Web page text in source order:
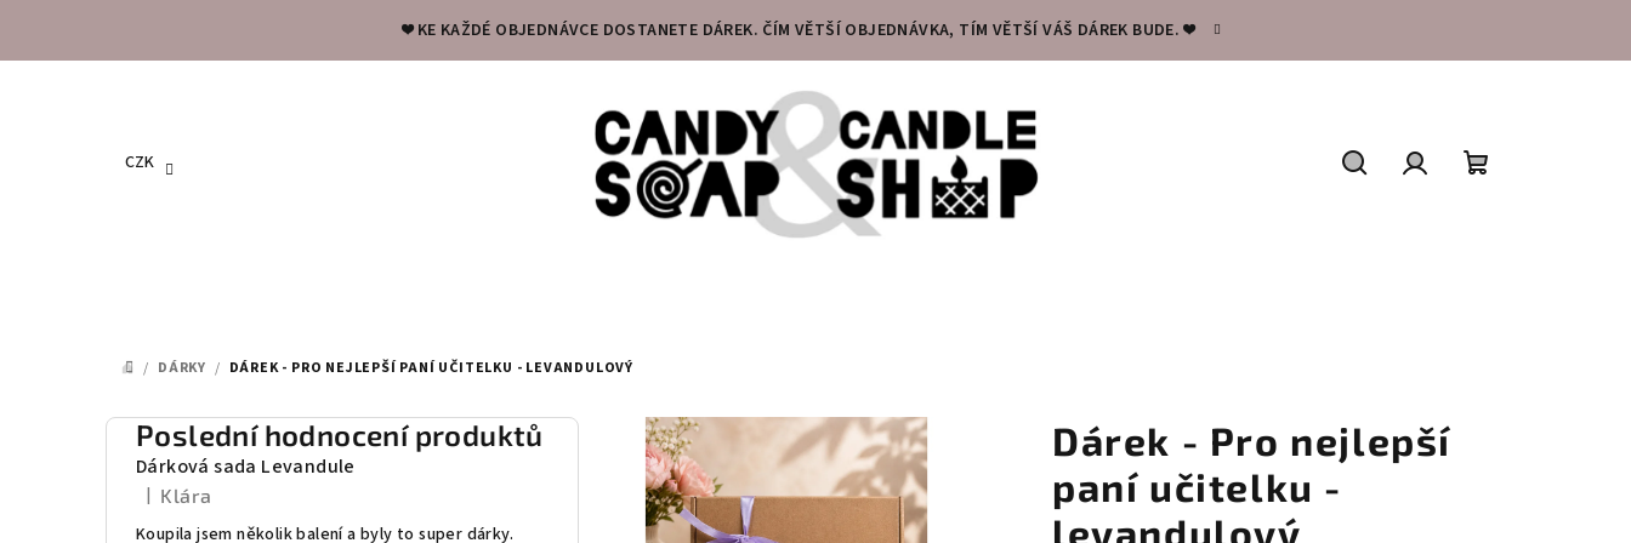
❤️ KE KAŽDÉ OBJEDNÁVCE DOSTANETE DÁREK. ČÍM VĚTŠÍ OBJEDNÁVKA, TÍM VĚTŠÍ VÁŠ DÁREK BUDE. ❤️
CZK
DOMŮ
/ DÁRKY / DÁREK - PRO NEJLEPŠÍ PANÍ UČITELKU - LEVANDULOVÝ
Poslední hodnocení produktů
Dárková sada Levandule
Hodnocení produktu je 5 z 5 hvězdiček.
Klára
Koupila jsem několik balení a byly to super dárky.
Dárek - Pro nejlepší
paní učitelku -
levandulový